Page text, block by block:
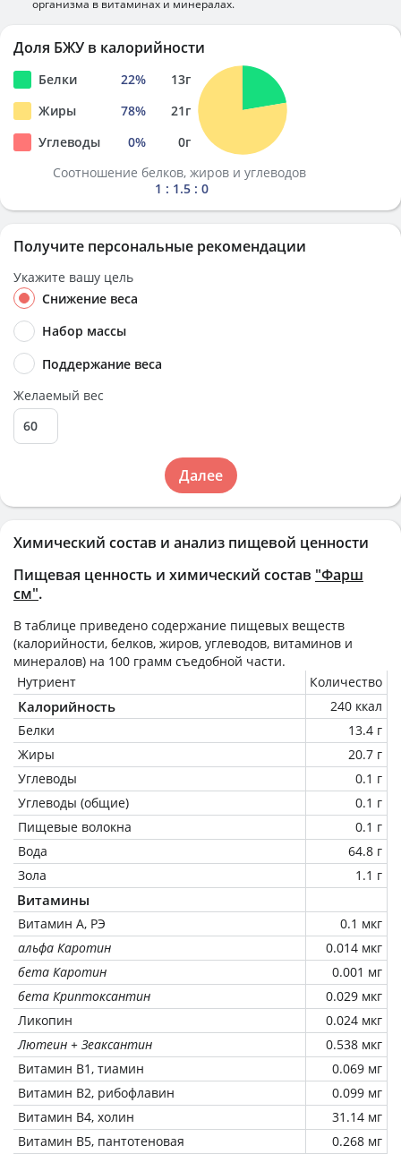
Химический состав и анализ пищевой ценности
Пищевая ценность и химический состав "Фарш
см".
В таблице приведено содержание пищевых веществ
(калорийности, белков, жиров, углеводов, витаминов и
минералов) на 100 грамм съедобной части.
Нутриент
Количество
Калорийность
240 ккал
Белки
13.4 г
Жиры
20.7 г
Углеводы
0.1 г
Углеводы (общие)
0.1 г
Пищевые волокна
0.1 г
Вода
64.8 г
Зола
1.1 г
Витамины
Витамин А, РЭ
0.1 мкг
альфа Каротин
0.014 мкг
бета Каротин
0.001 мг
бета Криптоксантин
0.029 мкг
Ликопин
0.024 мкг
Лютеин + Зеаксантин
0.538 мкг
Витамин В1, тиамин
0.069 мг
Витамин В2, рибофлавин
0.099 мг
Витамин В4, холин
31.14 мг
Витамин В5, пантотеновая
0.268 мг
организма в витаминах и минералах.
Доля БЖУ в калорийности
Белки 22% 13г
Жиры
78% 21г
Углеводы
0% 0г
Соотношение белков, жиров и углеводов
1 : 1.5 : 0
Получите персональные рекомендации
Укажите вашу цель
Снижение веса
Набор массы
Поддержание веса
Желаемый вес
Далее